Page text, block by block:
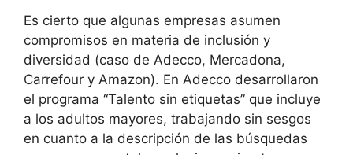
Es cierto que algunas empresas asumen
compromisos en materia de inclusión y
diversidad (caso de Adecco, Mercadona,
Carrefour y Amazon). En Adecco desarrollaron
el programa “Talento sin etiquetas” que incluye
a los adultos mayores, trabajando sin sesgos
en cuanto a la descripción de las búsquedas